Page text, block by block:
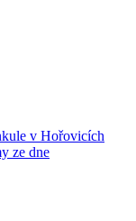
v Hořovicích
ze dne